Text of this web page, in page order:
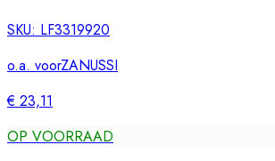
SKU: LF3319920
o.a. voorZANUSSI
€ 23,11
OP VOORRAAD